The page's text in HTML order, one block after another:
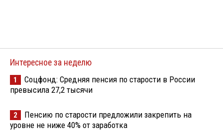
Интересное за неделю
1
Соцфонд: Средняя пенсия по старости в России
превысила 27,2 тысячи
2
Пенсию по старости предложили закрепить на
уровне не ниже 40% от заработка